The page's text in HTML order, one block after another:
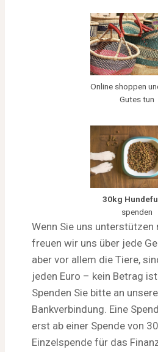
Online shoppen
Gutes tun
30kg
spenden
Wenn Sie uns unterstützen
freuen wir uns über jede
aber vor allem die Tiere,
jeden Euro – kein Betrag
Spenden Sie bitte an
Bankverbindung. Eine
erst ab einer Spende von
Einzelspende für das